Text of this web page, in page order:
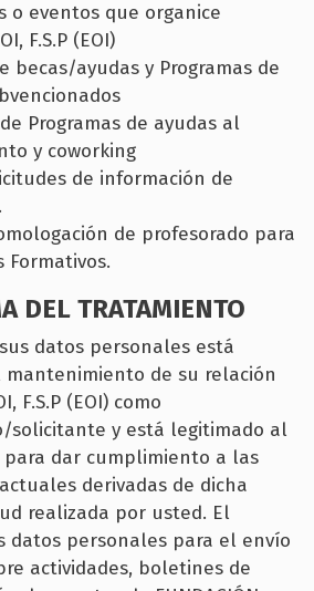
o eventos que organice
F.S.P (EOI)
becas/ayudas y Programas de
Programas de ayudas al
y coworking
de información de
de profesorado para
Formativos.
DEL TRATAMIENTO
datos personales está
mantenimiento de su relación
F.S.P (EOI) como
solicitante y está legitimado al
dar cumplimiento a las
derivadas de dicha
realizada por usted. El
datos personales para el envío
actividades, boletines de